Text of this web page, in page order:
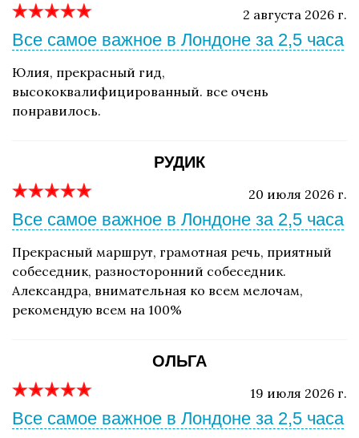
2 августа 2026 г.
Все самое важное в Лондоне за 2,5 часа
Юлия, прекрасный гид,
высококвалифицированный. все очень
понравилось.
РУДИК
20 июля 2026 г.
Все самое важное в Лондоне за 2,5 часа
Прекрасный маршрут, грамотная речь, приятный
собеседник, разносторонний собеседник.
Александра, внимательная ко всем мелочам,
рекомендую всем на 100%
ОЛЬГА
19 июля 2026 г.
Все самое важное в Лондоне за 2,5 часа